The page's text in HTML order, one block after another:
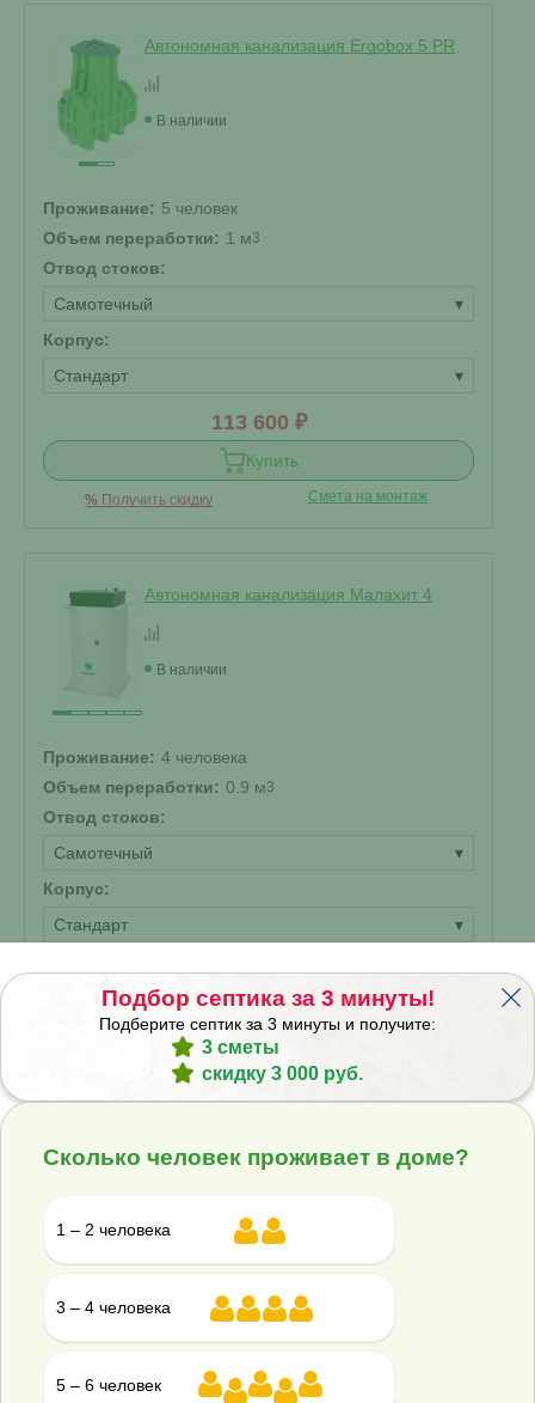
Автономная канализация Ergobox 5 PR
В наличии
Проживание: 5 человек
Объем переработки: 1 м3
Отвод стоков:
Самотечный
▾
Корпус:
Стандарт
▾
113 600 ₽
Купить
% Получить скидку Смета на монтаж
Автономная канализация Малахит 4
В наличии
Проживание: 4 человека
Объем переработки: 0.9 м3
Отвод стоков:
Самотечный
▾
Корпус:
Стандарт
▾
126 494 ₽
Купить
Получить скидку
2030 П
В наличии
Проживание: 3 человека
Объем переработки:
Подбор септика за 3 минуты!
Подберите септик за 3 минуты и получите:
3 сметы
скидку 3 000 руб.
Сколько человек проживает в доме?
1 – 2 человека
3 – 4 человека
5 – 6 человек